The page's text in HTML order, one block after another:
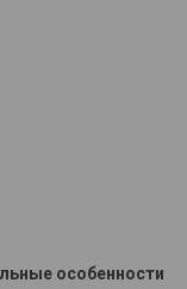
особенности